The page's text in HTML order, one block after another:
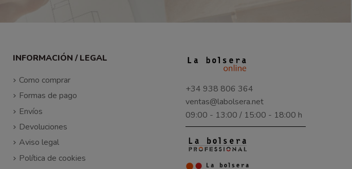
INFORMACIÓN / LEGAL
Como comprar
Formas de pago
Envíos
Devoluciones
Aviso legal
Política de cookies
+34 938 806 364
ventas@labolsera.net
09:00 - 13:00 / 15:00 - 18:00 h